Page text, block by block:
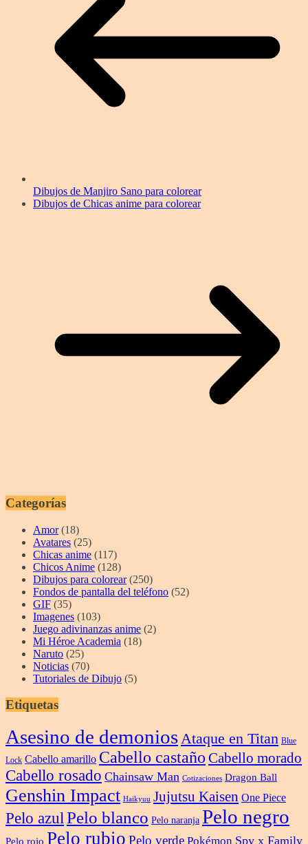
Dibujos de Manjiro Sano para colorear
Dibujos de Chicas anime para colorear
Categorías
Amor(18)
Avatares (25)
Chicas anime (117)
Chicos Anime (128)
Dibujos para colorear(250)
Fondos de pantalla del teléfono (52)
GIF (35)
Imagenes (103)
Juego adivinanzas anime (2)
Mi Héroe Academia (18)
Naruto (25)
Noticias (70)
Tutoriales de Dibujo (5)
Etiquetas
Asesino de demoniosAtaque en Titan Blue
Lock Cabello amarillo Cabello castaño Cabello morado
Cabello rosado Chainsaw Man Cotizaciones Dragon Ball
Genshin Impact Haikyuu Jujutsu Kaisen One Piece
Pelo azulPelo blanco Pelo naranja Pelo negro
Pelo rojo Pelo rubio Pelo verde Pokémon Spy x Family